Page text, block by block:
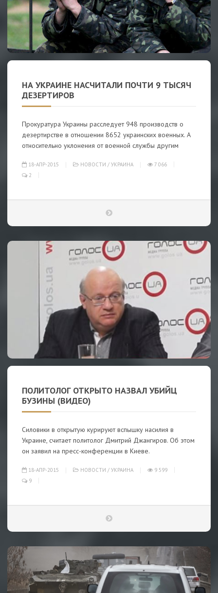
НА УКРАИНЕ НАСЧИТАЛИ ПОЧТИ 9 ТЫCЯЧ
ДЕЗЕРТИРОВ
Прокуратура Украины расследует 948 производств о
дезертирстве в отношении 8652 украинских военных. А
относительно уклонения от военной службы другим
18-АПР-2015 НОВОСТИ / УКРАИНА
7 066
2
ПОЛИТОЛОГ ОТКРЫТО НАЗВАЛ УБИЙЦ
БУЗИНЫ (ВИДЕО)
Силовики в открытую курируют вспышку насилия в
Украине, считает политолог Дмитрий Джангиров. Об этом
он заявил на пресс-конференции в Киеве.
18-АПР-2015 НОВОСТИ / УКРАИНА
9 599
9